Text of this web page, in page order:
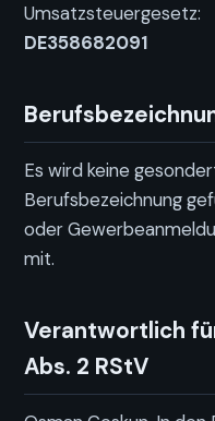
Umsatzsteuergesetz:
DE358682091
Es wird keine
Berufsbezeichnung
oder
mit.
Verantwortlich
Abs. 2 RStV